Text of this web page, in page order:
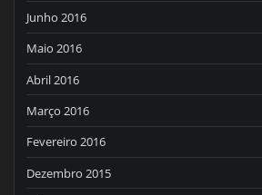
Junho 2016
Maio 2016
Abril 2016
Março 2016
Fevereiro 2016
Dezembro 2015